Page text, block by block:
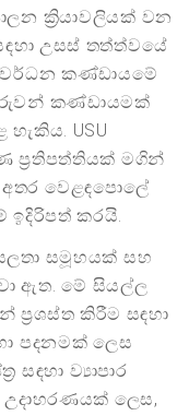
ක්‍රියාවලියක් වන
උසස් තත්ත්වයේ
සංවර්ධන කණ්ඩායමේ
කණ්ඩායමක්
USU
ප්‍රතිපත්තියක් මගින්
වෙළඳපොලේ
කරයි.
සමූහයක් සහ
ඇත. මේ සියල්ල
ප්‍රශස්ත කිරීම සඳහා
පදනමක් ලෙස
සඳහා ව්‍යාපාර
ලෙස,